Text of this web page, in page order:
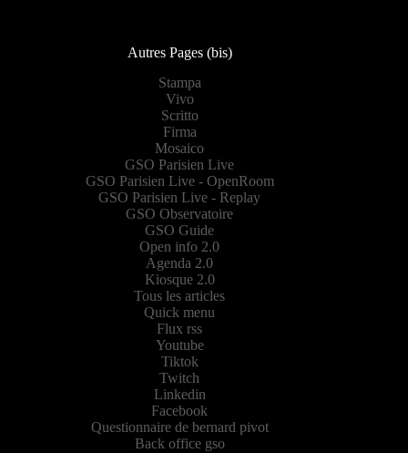
Autres Pages (bis)
Stampa
Vivo
Scritto
Firma
Mosaico
GSO Parisien Live
GSO Parisien Live - OpenRoom
GSO Parisien Live - Replay
GSO Observatoire
GSO Guide
Open info 2.0
Agenda 2.0
Kiosque 2.0
Tous les articles
Quick menu
Flux rss
Youtube
Tiktok
Twitch
Linkedin
Facebook
Questionnaire de bernard pivot
Back office gso